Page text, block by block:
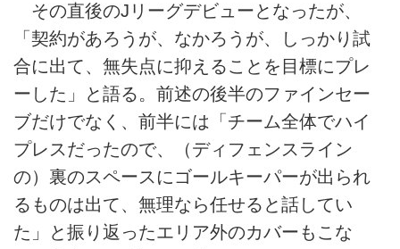
その直後のJリーグデビューとなったが、
「契約があろうが、なかろうが、しっかり試
合に出て、無失点に抑えることを目標にプレ
ーした」と語る。前述の後半のファインセー
ブだけでなく、前半には「チーム全体でハイ
プレスだったので、（ディフェンスライン
の）裏のスペースにゴールキーパーが出られ
るものは出て、無理なら任せると話してい
た」と振り返ったエリア外のカバーもこな